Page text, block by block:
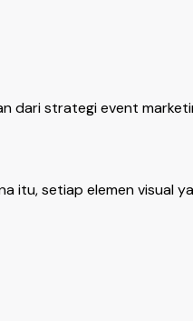
dari strategi event
setiap elemen visual